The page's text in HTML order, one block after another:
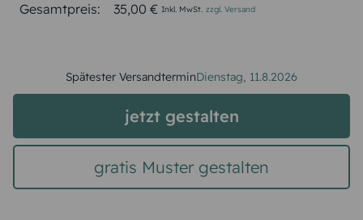
Gesamtpreis: 35,00 € Inkl. MwSt. zzgl. Versand
Spätester VersandterminDienstag, 11.8.2026
jetzt gestalten
gratis Muster gestalten